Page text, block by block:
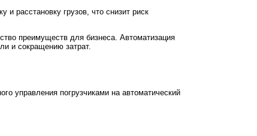
и расстановку грузов, что снизит риск
преимуществ для бизнеса. Автоматизация
и сокращению затрат.
управления погрузчиками на автоматический